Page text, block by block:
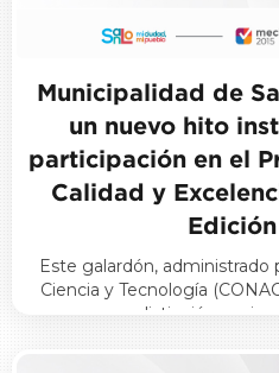
Municipalidad de
un nuevo hito
participación en el
Calidad y
Este galardón, administrado
Ciencia y Tecnología
distinción